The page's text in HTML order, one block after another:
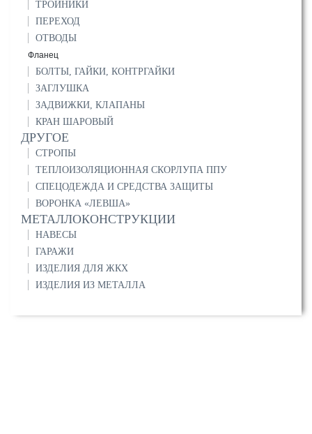
ТРОЙНИКИ
ПЕРЕХОД
ОТВОДЫ
Фланец
БОЛТЫ, ГАЙКИ, КОНТРГАЙКИ
ЗАГЛУШКА
ЗАДВИЖКИ, КЛАПАНЫ
КРАН ШАРОВЫЙ
ДРУГОЕ
СТРОПЫ
ТЕПЛОИЗОЛЯЦИОННАЯ СКОРЛУПА ППУ
СПЕЦОДЕЖДА И СРЕДСТВА ЗАЩИТЫ
ВОРОНКА «ЛЕВША»
МЕТАЛЛОКОНСТРУКЦИИ
НАВЕСЫ
ГАРАЖИ
ИЗДЕЛИЯ ДЛЯ ЖКХ
ИЗДЕЛИЯ ИЗ МЕТАЛЛА